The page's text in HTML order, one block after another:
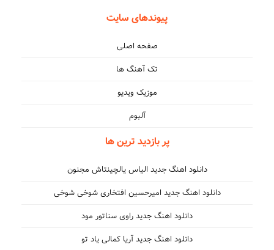
پیوندهای سایت
صفحه اصلی
تک آهنگ ها
موزیک ویدیو
آلبوم
پر بازدید ترین ها
دانلود اهنگ جدید الیاس یالچینتاش مجنون
دانلود اهنگ جدید امیرحسین افتخاری شوخی شوخی
دانلود اهنگ جدید راوی سناتور مود
دانلود اهنگ جدید آریا کمالی یاد تو